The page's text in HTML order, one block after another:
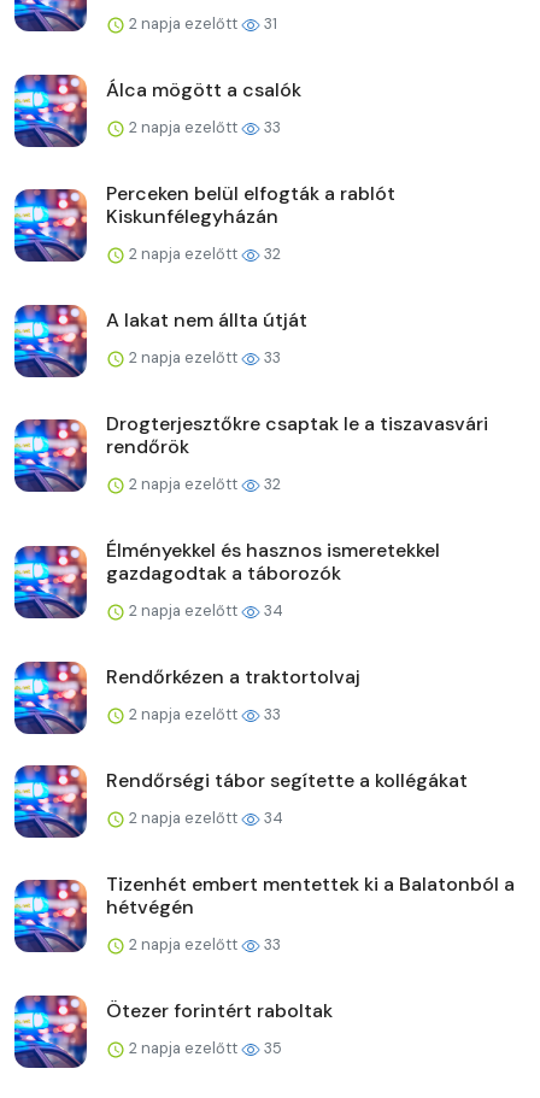
2 napja ezelőtt 31
Álca mögött a csalók
2 napja ezelőtt 33
Perceken belül elfogták a rablót
Kiskunfélegyházán
2 napja ezelőtt 32
A lakat nem állta útját
2 napja ezelőtt 33
Drogterjesztőkre csaptak le a tiszavasvári
rendőrök
2 napja ezelőtt 32
Élményekkel és hasznos ismeretekkel
gazdagodtak a táborozók
2 napja ezelőtt 34
Rendőrkézen a traktortolvaj
2 napja ezelőtt 33
Rendőrségi tábor segítette a kollégákat
2 napja ezelőtt 34
Tizenhét embert mentettek ki a Balatonból a
hétvégén
2 napja ezelőtt 33
Ötezer forintért raboltak
2 napja ezelőtt 35